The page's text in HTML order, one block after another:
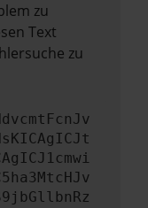
zu
Text
zu